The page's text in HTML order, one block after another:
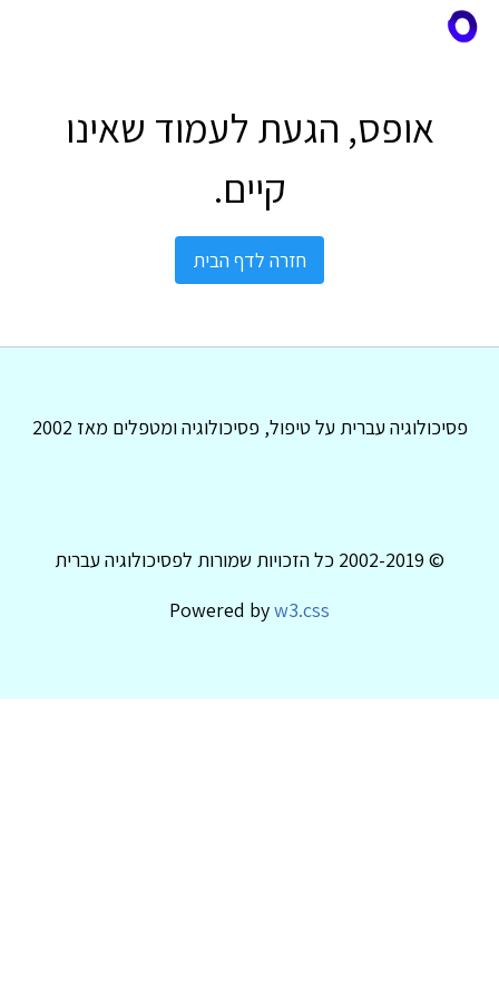
אופס, הגעת לעמוד שאינו
קיים.
חזרה לדף הבית
פסיכולוגיה עברית על טיפול, פסיכולוגיה ומטפלים מאז 2002
© 2002-2019 כל הזכויות שמורות לפסיכולוגיה עברית
Powered byw3.css